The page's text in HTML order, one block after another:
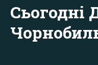
Сьогодні